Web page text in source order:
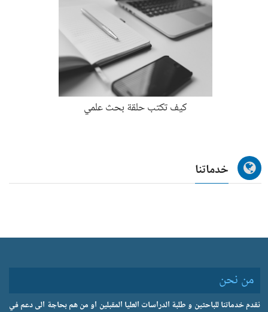
كيف تكتب حلقة بحث علمي
خدماتنا
من نحن
نقدم خدماتنا للباحثين و طلبة الدراسات العليا المقبلين او من هم بحاجة الى دعم في